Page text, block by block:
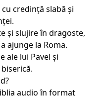
credință slabă și
și slujire în dragoste,
ajunge la Roma.
ale lui Pavel și
audio în format